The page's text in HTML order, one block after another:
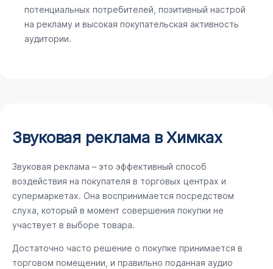
потенциальных потребителей, позитивный настрой
на рекламу и высокая покупательская активность
аудитории.
Звуковая реклама в Химках
Звуковая реклама – это эффективный способ
воздействия на покупателя в торговых центрах и
супермаркетах. Она воспринимается посредством
слуха, который в момент совершения покупки не
участвует в выборе товара.
Достаточно часто решение о покупке принимается в
торговом помещении, и правильно поданная аудио